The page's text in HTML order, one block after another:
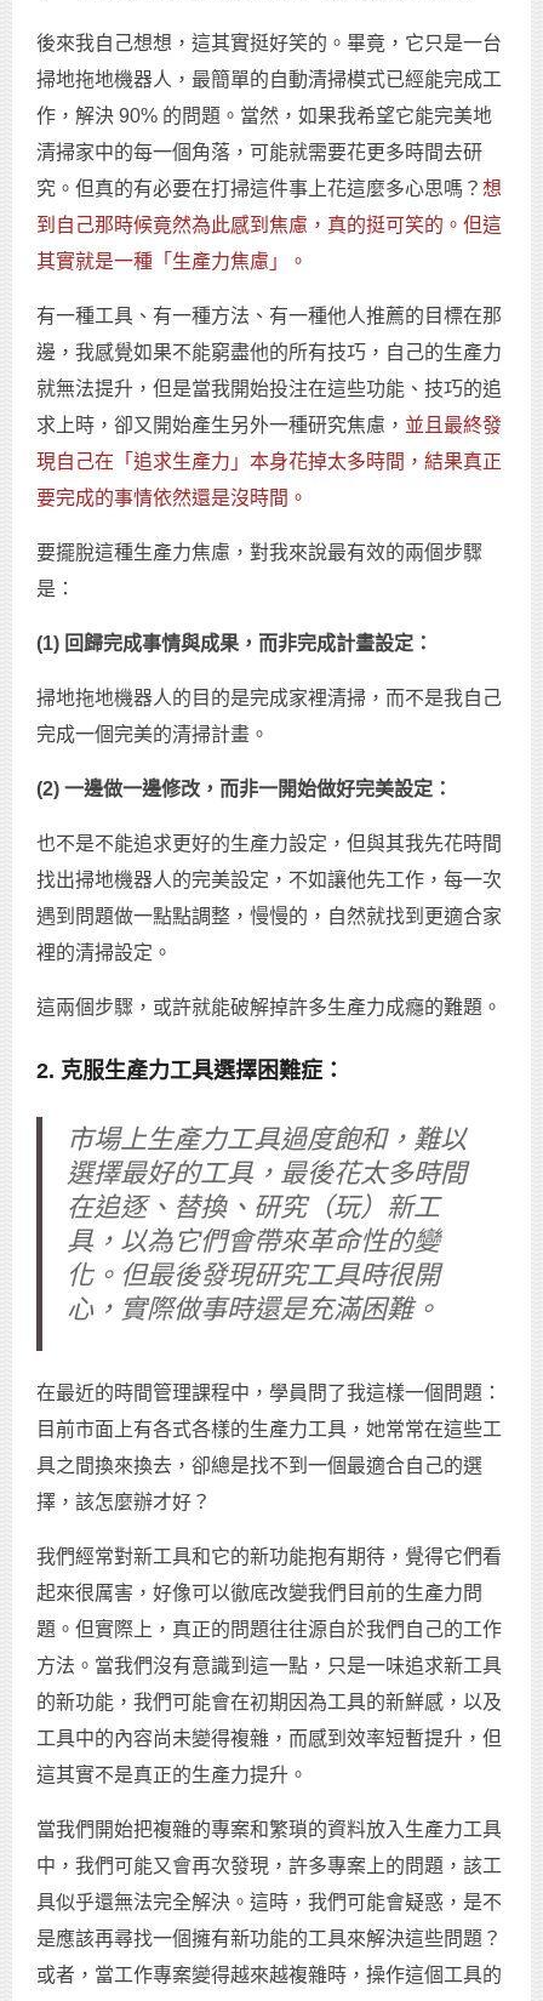
後來我自己想想，這其實挺好笑的。畢竟，它只是一台
掃地拖地機器人，最簡單的自動清掃模式已經能完成工
作，解決 90% 的問題。當然，如果我希望它能完美地
清掃家中的每一個角落，可能就需要花更多時間去研
究。但真的有必要在打掃這件事上花這麼多心思嗎？ 想
到自己那時候竟然為此感到焦慮，真的挺可笑的。但這
其實就是一種「生產力焦慮」。
有一種工具、有一種方法、有一種他人推薦的目標在那
邊，我感覺如果不能窮盡他的所有技巧，自己的生產力
就無法提升，但是當我開始投注在這些功能、技巧的追
求上時，卻又開始產生另外一種研究焦慮， 並且最終發
現自己在「追求生產力」本身花掉太多時間，結果真正
要完成的事情依然還是沒時間。
要擺脫這種生產力焦慮，對我來說最有效的兩個步驟
是：
(1) 回歸完成事情與成果，而非完成計畫設定：
掃地拖地機器人的目的是完成家裡清掃，而不是我自己
完成一個完美的清掃計畫。
(2) 一邊做一邊修改，而非一開始做好完美設定：
也不是不能追求更好的生產力設定，但與其我先花時間
找出掃地機器人的完美設定，不如讓他先工作，每一次
遇到問題做一點點調整，慢慢的，自然就找到更適合家
裡的清掃設定。
這兩個步驟，或許就能破解掉許多生產力成癮的難題。
2. 克服生產力工具選擇困難症：
市場上生產力工具過度飽和，難以
選擇最好的工具，最後花太多時間
在追逐、替換、研究（玩）新工
具，以為它們會帶來革命性的變
化。但最後發現研究工具時很開
心，實際做事時還是充滿困難。
在最近的時間管理課程中，學員問了我這樣一個問題：
目前市面上有各式各樣的生產力工具，她常常在這些工
具之間換來換去，卻總是找不到一個最適合自己的選
擇，該怎麼辦才好？
我們經常對新工具和它的新功能抱有期待，覺得它們看
起來很厲害，好像可以徹底改變我們目前的生產力問
題。但實際上，真正的問題往往源自於我們自己的工作
方法。當我們沒有意識到這一點，只是一味追求新工具
的新功能，我們可能會在初期因為工具的新鮮感，以及
工具中的內容尚未變得複雜，而感到效率短暫提升，但
這其實不是真正的生產力提升。
當我們開始把複雜的專案和繁瑣的資料放入生產力工具
中，我們可能又會再次發現，許多專案上的問題，該工
具似乎還無法完全解決。這時，我們可能會疑惑，是不
是應該再尋找一個擁有新功能的工具來解決這些問題？
或者，當工作專案變得越來越複雜時，操作這個工具的